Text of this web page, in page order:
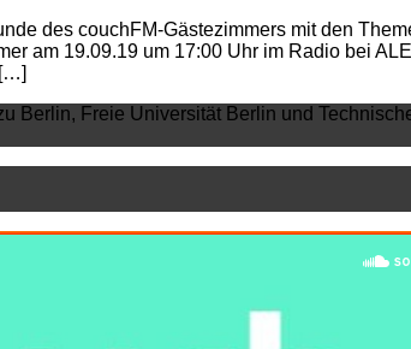
des couchFM-Gästezimmers mit den
am 19.09.19 um 17:00 Uhr im Radio bei
Berlin, Freie Universität Berlin und